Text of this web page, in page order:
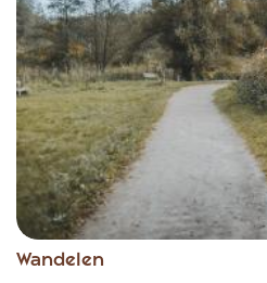
Wandelen
Item